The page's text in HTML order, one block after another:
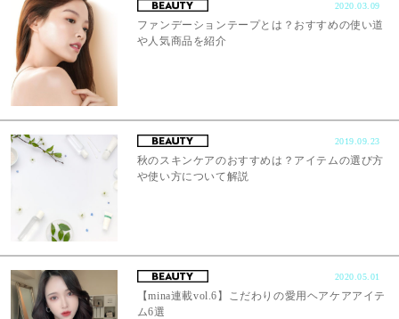
2020.03.09
ファンデーションテープとは？おすすめの使い道
や人気商品を紹介
2019.09.23
秋のスキンケアのおすすめは？アイテムの選び方
や使い方について解説
2020.05.01
【mina連載vol.6】こだわりの愛用ヘアケアアイテ
ム6選